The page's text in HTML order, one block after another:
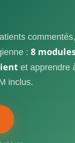
commentés,
: 8
et apprendre
inclus.